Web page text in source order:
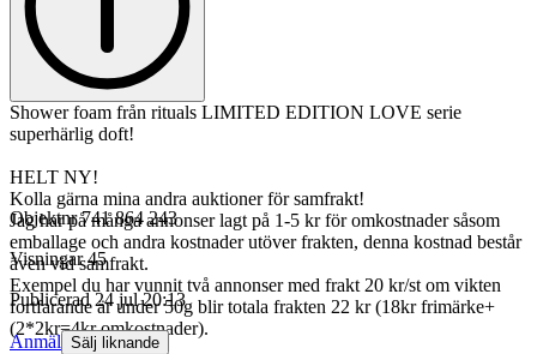
Shower foam från rituals LIMITED EDITION LOVE serie
superhärlig doft!
HELT NY!
Kolla gärna mina andra auktioner för samfrakt!
Jag har på många annonser lagt på 1-5 kr för omkostnader såsom
emballage och andra kostnader utöver frakten, denna kostnad består
även vid samfrakt.
Exempel du har vunnit två annonser med frakt 20 kr/st om vikten
fortfarande är under 50g blir totala frakten 22 kr (18kr frimärke+
(2*2kr=4kr omkostnader).
Objektnr 741 864 243
Visningar 45
Publicerad 24 jul 20:13
Anmäl Sälj liknande